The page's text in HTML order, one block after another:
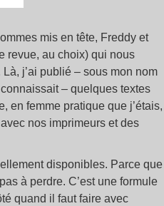
mis en tête, Freddy et
revue, au choix) qui nous
j’ai publié – sous mon nom
– quelques textes
en femme pratique que j’étais,
nos imprimeurs et des
disponibles. Parce que
à perdre. C’est une formule
quand il faut faire avec